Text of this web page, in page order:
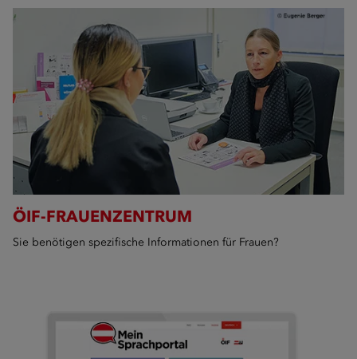
ÖIF-FRAUENZENTRUM
Sie benötigen spezifische Informationen für Frauen?